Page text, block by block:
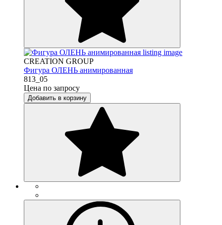
CREATION GROUP
Фигура ОЛЕНЬ анимированная
813_05
Цена по запросу
Добавить в корзину